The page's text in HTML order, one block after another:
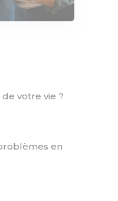
votre vie ?
en